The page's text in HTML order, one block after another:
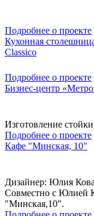
Подробнее о проекте
Кухонная
Classico
Подробнее о проекте
Бизнес-центр
Изготовление
Подробнее о проекте
Кафе "Минская, 10"
Дизайнер: Юлия
Совместно с Юлией
"Минская,10".